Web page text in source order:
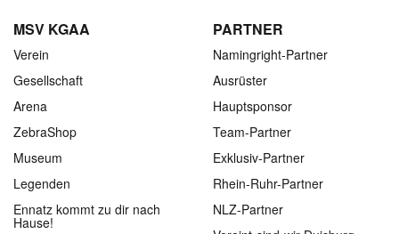
MSV KGAA
Verein
Gesellschaft
Arena
ZebraShop
Museum
Legenden
Ennatz kommt zu dir nach
Hause!
PARTNER
Namingright-Partner
Ausrüster
Hauptsponsor
Team-Partner
Exklusiv-Partner
Rhein-Ruhr-Partner
NLZ-Partner